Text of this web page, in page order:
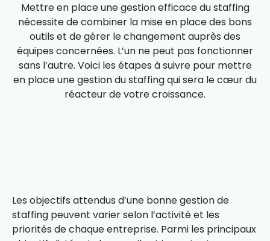
Mettre en place une gestion efficace du staffing
nécessite de combiner la mise en place des bons
outils et de gérer le changement auprès des
équipes concernées. L’un ne peut pas fonctionner
sans l’autre. Voici les étapes à suivre pour mettre
en place une gestion du staffing qui sera le cœur du
réacteur de votre croissance.
Les objectifs attendus d’une bonne gestion de
staffing peuvent varier selon l’activité et les
priorités de chaque entreprise. Parmi les principaux